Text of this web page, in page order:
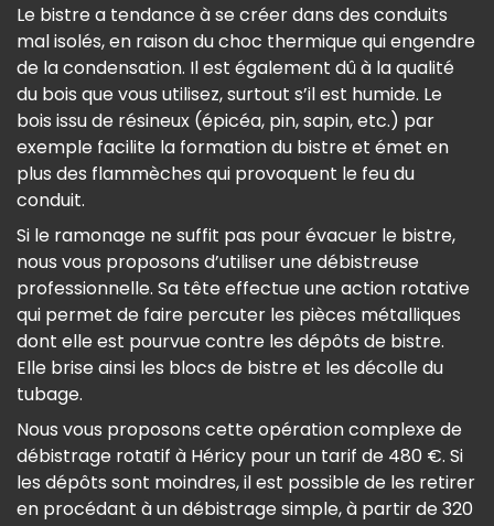
Le bistre a tendance à se créer dans des conduits
mal isolés, en raison du choc thermique qui engendre
de la condensation. Il est également dû à la qualité
du bois que vous utilisez, surtout s’il est humide. Le
bois issu de résineux (épicéa, pin, sapin, etc.) par
exemple facilite la formation du bistre et émet en
plus des flammèches qui provoquent le feu du
conduit.
Si le ramonage ne suffit pas pour évacuer le bistre,
nous vous proposons d’utiliser une débistreuse
professionnelle. Sa tête effectue une action rotative
qui permet de faire percuter les pièces métalliques
dont elle est pourvue contre les dépôts de bistre.
Elle brise ainsi les blocs de bistre et les décolle du
tubage.
Nous vous proposons cette opération complexe de
débistrage rotatif à Héricy pour un tarif de 480 €. Si
les dépôts sont moindres, il est possible de les retirer
en procédant à un débistrage simple, à partir de 320